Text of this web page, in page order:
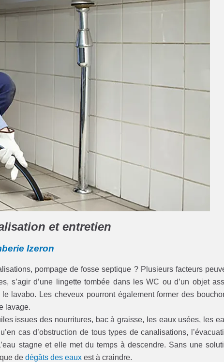
et entretien
Izeron
pompage de fosse septique ? Plusieurs facteurs
s’agir d’une lingette tombée dans les WC ou d’un objet
lavabo. Les cheveux pourront également former des
lavage.
issues des nourritures, bac à graisse, les eaux usées, les
cas d’obstruction de tous types de canalisations,
stagne et elle met du temps à descendre. Sans une
dedégâts des eaux est à craindre.